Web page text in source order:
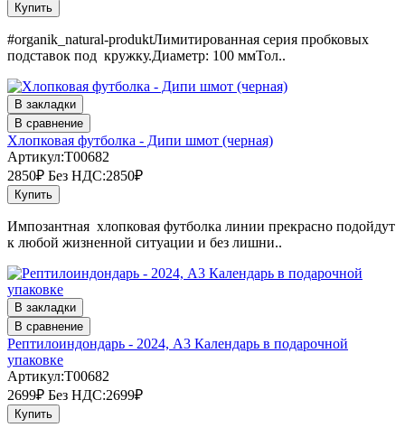
Купить
#organik_natural-produktЛимитированная серия пробковых
подставок под кружку.Диаметр: 100 ммТол..
В закладки
В сравнение
Хлопковая футболка - Дипи шмот (черная)
Артикул:T00682
2850₽ Без НДС:2850₽
Купить
Импозантная хлопковая футболка линии прекрасно подойдут
к любой жизненной ситуации и без лишни..
В закладки
В сравнение
Рептилоиндондарь - 2024, А3 Календарь в подарочной
упаковке
Артикул:T00682
2699₽ Без НДС:2699₽
Купить